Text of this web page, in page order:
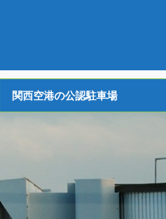
関西空港の公認駐車場